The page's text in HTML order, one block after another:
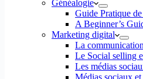
Généalogie
Guide Pratique
A Beginner’s
Marketing digital
La
Le Social selling
Les médias
Médias sociaux